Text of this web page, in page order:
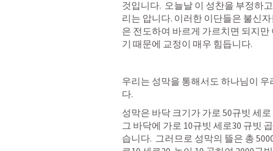
것입니다.  오늘날 이 성찬을 부정하
리는 압니다. 이러한 이단들은 불신
은 전도하여 바르게 가르치면 되지
기 때문에 교정이 매우 힘듭니다.
우리는 성막을 통해서도 하나님이
다.
성막은 바닥 크기가 가로 50규빗 세
그 바닥에 가로 10규빗 세로30 규빗
습니다.  그러므로 성막의 뜰은 총